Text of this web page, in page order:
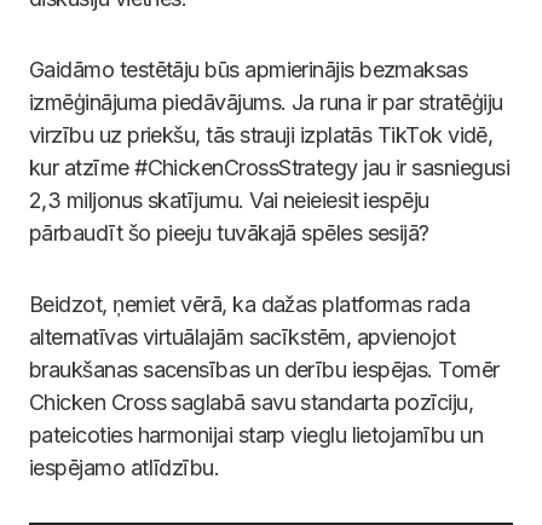
Gaidāmo testētāju būs apmierinājis bezmaksas
izmēģinājuma piedāvājums. Ja runa ir par stratēģiju
virzību uz priekšu, tās strauji izplatās TikTok vidē,
kur atzīme #ChickenCrossStrategy jau ir sasniegusi
2,3 miljonus skatījumu. Vai neieiesit iespēju
pārbaudīt šo pieeju tuvākajā spēles sesijā?
Beidzot, ņemiet vērā, ka dažas platformas rada
alternatīvas virtuālajām sacīkstēm, apvienojot
braukšanas sacensības un derību iespējas. Tomēr
Chicken Cross saglabā savu standarta pozīciju,
pateicoties harmonijai starp vieglu lietojamību un
iespējamo atlīdzību.